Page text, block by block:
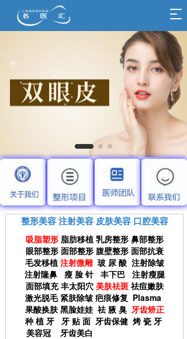
T
g
g
e
n
a
v
i
t
o
整形美容 注射美容 皮肤美容 口腔美容
吸脂塑形 脂肪移植 乳房整形 鼻部整形
眼部整形 面部整形 腹壁整形 面部抗衰
毛发移植 注射微雕 玻 尿 酸 注射除皱
注射隆鼻
瘦 脸 针 丰下巴
注射瘦腿
面部填充 丰太阳穴 美肤祛斑 祛痘嫩肤
激光脱毛 紧肤除皱 疤痕修复 Plasma
果酸换肤 黑脸娃娃 祛 腋 臭 牙齿矫正
种 植 牙
牙 贴 面 牙齿保健 烤 瓷 牙
美容冠
牙齿美白